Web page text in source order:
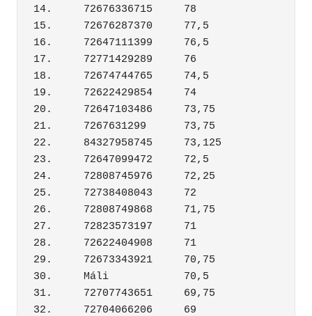
14.	72676336715	78
15.	72676287370	77,5
16.	72647111399	76,5
17.	72771429289	76
18.	72674744765	74,5
19.	72622429854	74
20.	72647103486	73,75
21.	7267631299	73,75
22.	84327958745	73,125
23.	72647099472	72,5
24.	72808745976	72,25
25.	72738408043	72
26.	72808749868	71,75
27.	72823573197	71
28.	72622404908	71
29.	72673343921	70,75
30.	Máli	        70,5
31.	72707743651	69,75
32.	72704066206	69